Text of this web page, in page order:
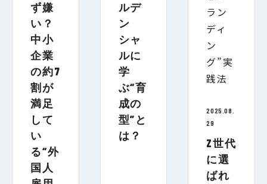
ず嫌
い？
中小
企業
の約7
割が
満足
して
い
る“外
国人
ルデ
ン
シャ
ルに
学
ぶ“育
成の
型”と
は？
2025.08.
29
Z世代
に選
ばれ